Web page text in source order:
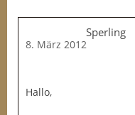
Sperling
8. März 2012
Hallo,